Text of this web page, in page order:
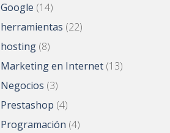
Google (14)
herramientas (22)
hosting (8)
Marketing en Internet (13)
Negocios (3)
Prestashop (4)
Programación (4)